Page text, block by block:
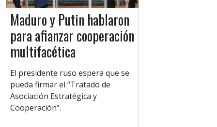
Maduro y Putin hablaron
para afianzar cooperación
multifacética
El presidente ruso espera que se
pueda firmar el “Tratado de
Asociación Estratégica y
Cooperación”.